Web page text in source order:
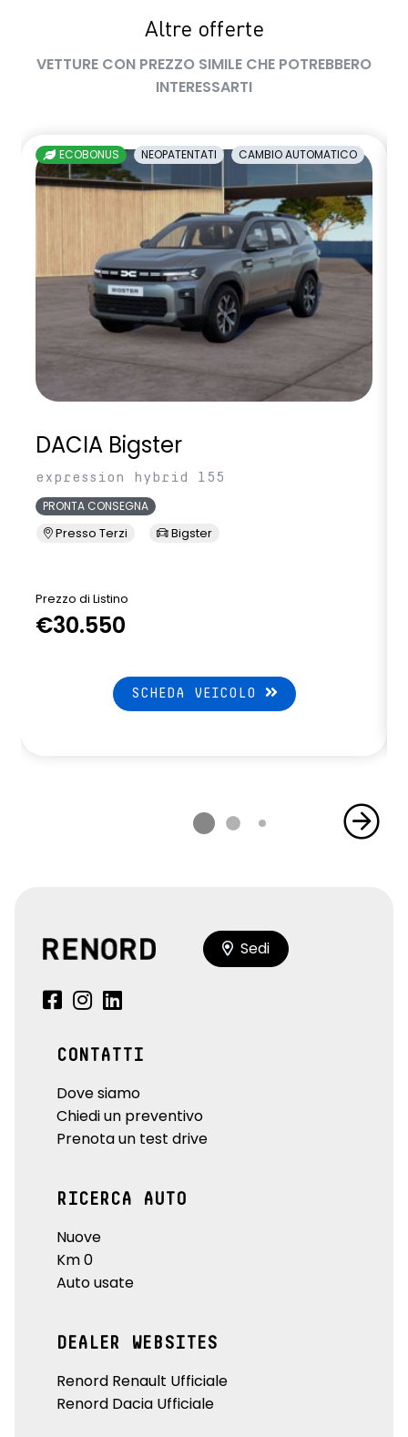
Sistema avanzato di rilevamento stato di vigilanza del
conducente con telecamera
Sistema di controllo della pressione pneumatici
Volante regolabile in altezza e profondita'
Volante soft feel con comandi per ISA
Altre offerte
VETTURE CON PREZZO SIMILE CHE POTREBBERO
INTERESSARTI
ECOBONUS NEOPATENTATI CAMBIO AUTOMATICO
DACIA Bigster
expression hybrid 155
PRONTA CONSEGNA
Presso Terzi Bigster
Prezzo di Listino
€30.550
SCHEDA VEICOLO
Sedi
CONTATTI
Dove siamo
Chiedi un preventivo
Prenota un test drive
RICERCA AUTO
Nuove
Km 0
Auto usate
DEALER WEBSITES
Renord Renault Ufficiale
Renord Dacia Ufficiale